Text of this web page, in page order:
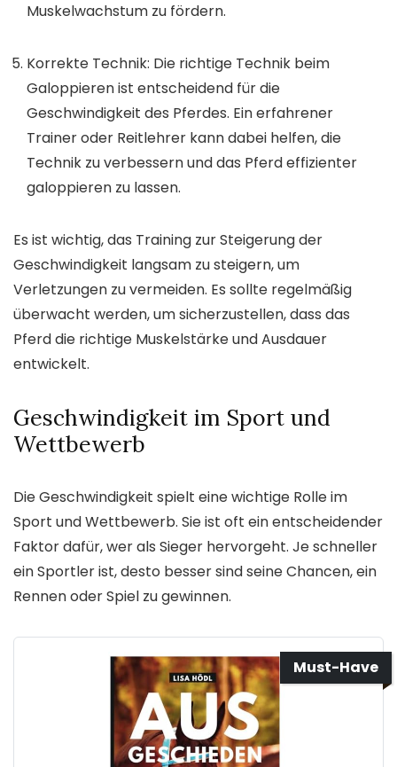
Muskelwachstum zu fördern.
Korrekte Technik: Die richtige Technik beim
Galoppieren ist entscheidend für die
Geschwindigkeit des Pferdes. Ein erfahrener
Trainer oder Reitlehrer kann dabei helfen, die
Technik zu verbessern und das Pferd effizienter
galoppieren zu lassen.
Es ist wichtig, das Training zur Steigerung der
Geschwindigkeit langsam zu steigern, um
Verletzungen zu vermeiden. Es sollte regelmäßig
überwacht werden, um sicherzustellen, dass das
Pferd die richtige Muskelstärke und Ausdauer
entwickelt.
Geschwindigkeit im Sport und
Wettbewerb
Die Geschwindigkeit spielt eine wichtige Rolle im
Sport und Wettbewerb. Sie ist oft ein entscheidender
Faktor dafür, wer als Sieger hervorgeht. Je schneller
ein Sportler ist, desto besser sind seine Chancen, ein
Rennen oder Spiel zu gewinnen.
Must-Have